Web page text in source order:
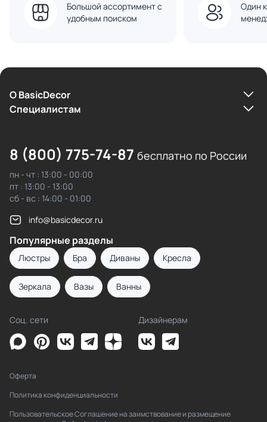
Большой ассортимент с
удобным поиском
Один
О BasicDecor
Cпециалистам
8 (800) 775-74-87 бесплатно по России
пн - чт : 13:00 - 00:00
пт : 13:00 - 13:00
сб - вс : 14:00 - 01:00
info@basicdecor.ru
Популярные разделы
Люстры Бра Диваны Кресла
Зеркала Вазы Ванны
Соц. сети Дизайнерам
Оферта
Политика конфиденциальности
Пользовательское Соглашение на заимствование и размещение